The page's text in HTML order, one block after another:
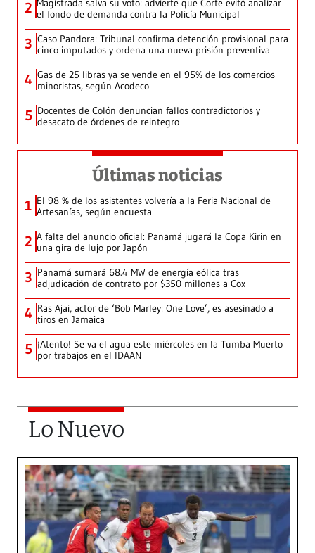
2 Magistrada salva su voto: advierte que Corte evitó analizar
el fondo de demanda contra la Policía Municipal
3 Caso Pandora: Tribunal confirma detención provisional para
cinco imputados y ordena una nueva prisión preventiva
4 Gas de 25 libras ya se vende en el 95% de los comercios
minoristas, según Acodeco
5 Docentes de Colón denuncian fallos contradictorios y
desacato de órdenes de reintegro
Últimas noticias
1 El 98 % de los asistentes volvería a la Feria Nacional de
Artesanías, según encuesta
2 A falta del anuncio oficial: Panamá jugará la Copa Kirin en
una gira de lujo por Japón
3 Panamá sumará 68.4 MW de energía eólica tras
adjudicación de contrato por $350 millones a Cox
4 Ras Ajai, actor de ‘Bob Marley: One Love’, es asesinado a
tiros en Jamaica
5 ¡Atento! Se va el agua este miércoles en la Tumba Muerto
por trabajos en el IDAAN
Lo Nuevo